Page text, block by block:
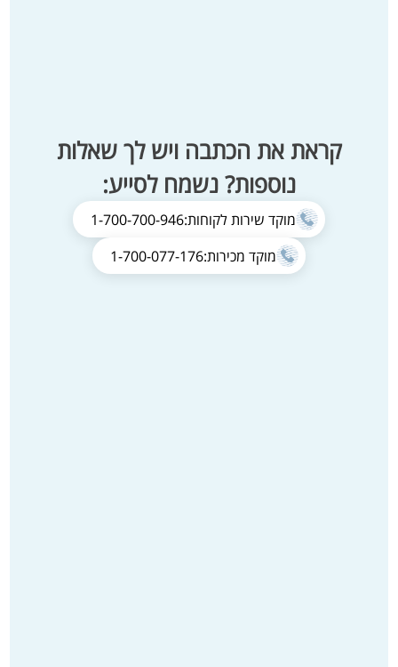
קראת את הכתבה ויש לך שאלות
נוספות? נשמח לסייע:
מוקד שירות לקוחות:1-700-700-946
מוקד מכירות:1-700-077-176